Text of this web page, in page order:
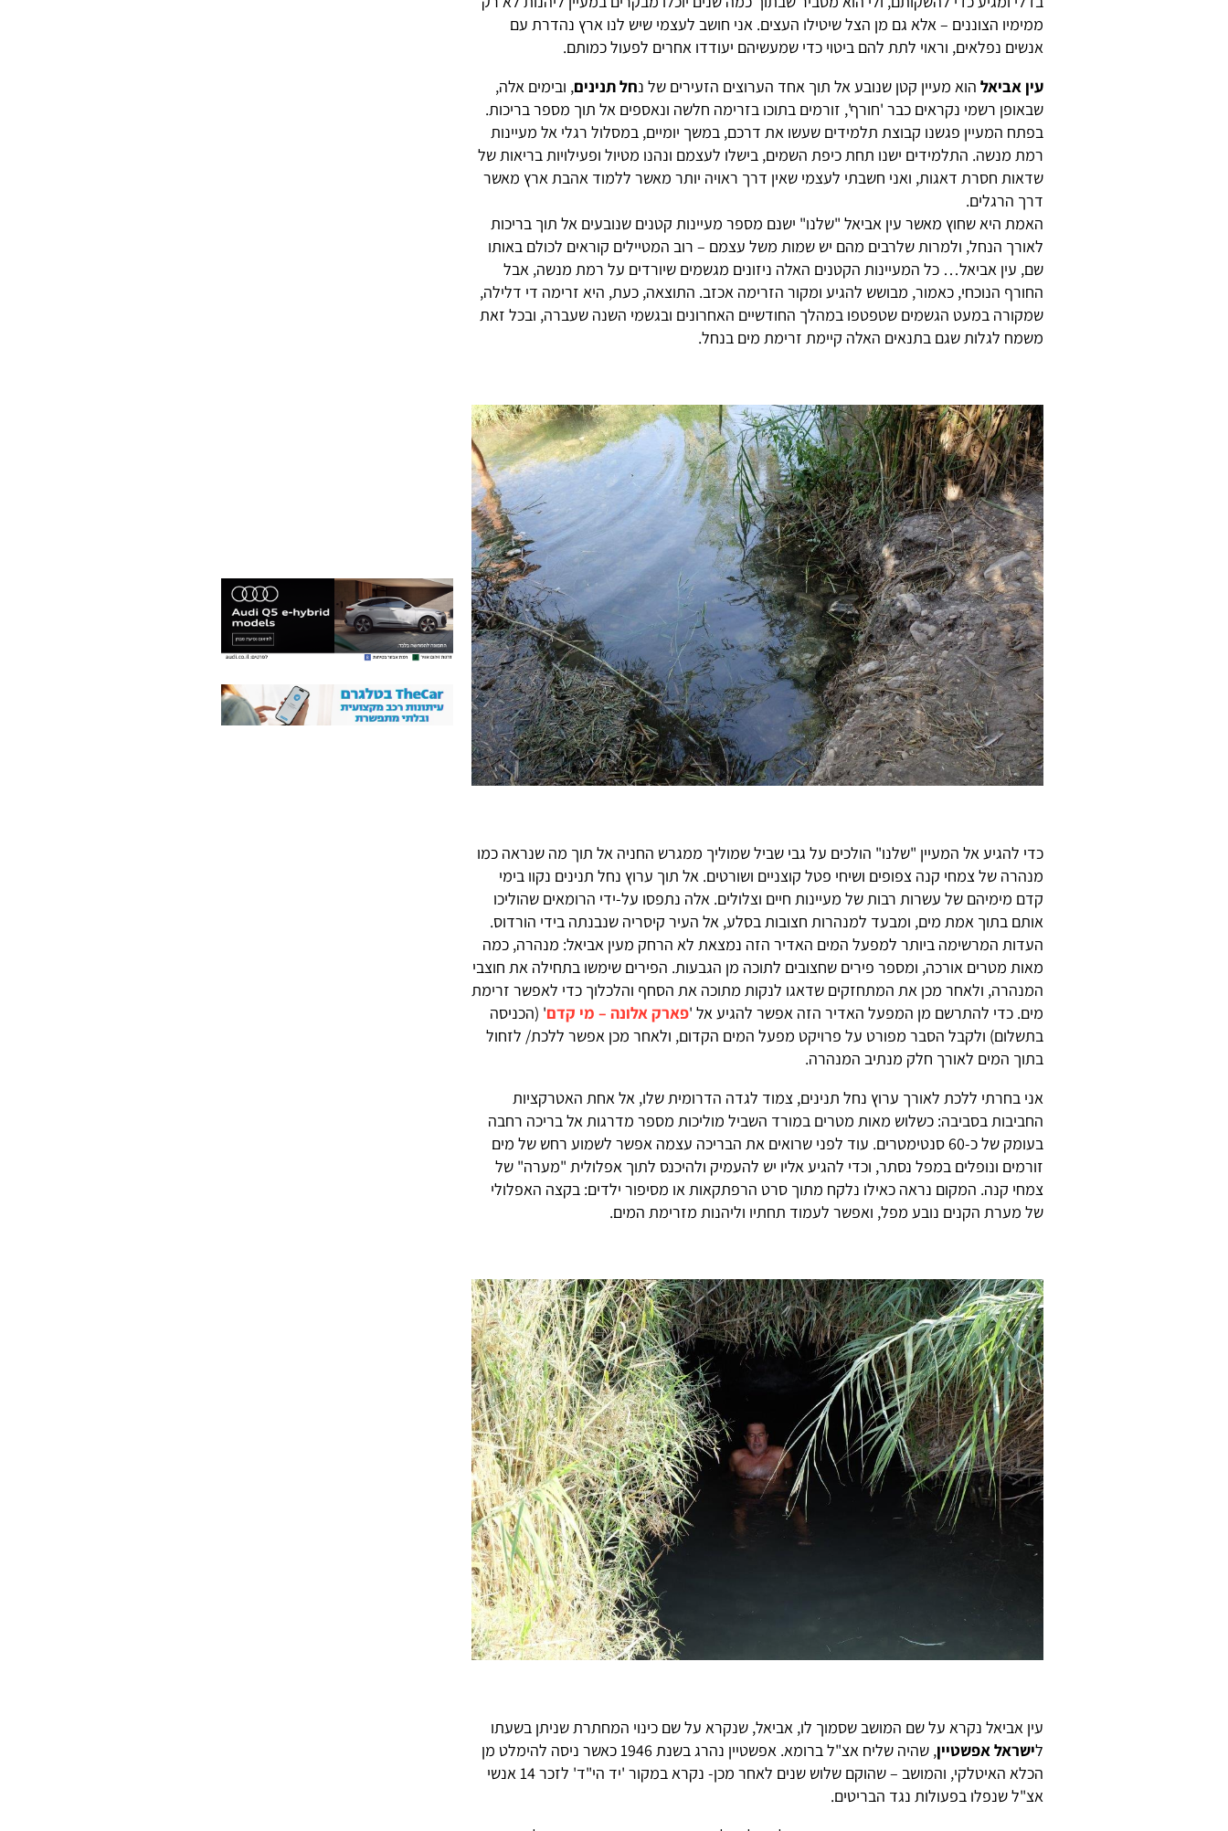
ממימיו הצוננים – אלא גם מן הצל שיטילו העצים. אני חושב לעצמי שיש לנו ארץ נהדרת עם
אנשים נפלאים, וראוי לתת להם ביטוי כדי שמעשיהם יעודדו אחרים לפעול כמותם.
עין אביאלהוא מעיין קטן שנובע אל תוך אחד הערוצים הזעירים של נחל תנינים, ובימים אלה,
שבאופן רשמי נקראים כבר 'חורף', זורמים בתוכו בזרימה חלשה ונאספים אל תוך מספר בריכות.
בפתח המעיין פגשנו קבוצת תלמידים שעשו את דרכם, במשך יומיים, במסלול רגלי אל מעיינות
רמת מנשה. התלמידים ישנו תחת כיפת השמים, בישלו לעצמם ונהנו מטיול ופעילויות בריאות של
שדאות חסרת דאגות, ואני חשבתי לעצמי שאין דרך ראויה יותר מאשר ללמוד אהבת ארץ מאשר
דרך הרגלים.
האמת היא שחוץ מאשר עין אביאל "שלנו" ישנם מספר מעיינות קטנים שנובעים אל תוך בריכות
לאורך הנחל, ולמרות שלרבים מהם יש שמות משל עצמם – רוב המטיילים קוראים לכולם באותו
שם, עין אביאל… כל המעיינות הקטנים האלה ניזונים מגשמים שיורדים על רמת מנשה, אבל
החורף הנוכחי, כאמור, מבושש להגיע ומקור הזרימה אכזב. התוצאה, כעת, היא זרימה די דלילה,
שמקורה במעט הגשמים שטפטפו במהלך החודשיים האחרונים ובגשמי השנה שעברה, ובכל זאת
משמח לגלות שגם בתנאים האלה קיימת זרימת מים בנחל.
כדי להגיע אל המעיין "שלנו" הולכים על גבי שביל שמוליך ממגרש החניה אל תוך מה שנראה כמו
מנהרה של צמחי קנה צפופים ושיחי פטל קוצניים ושורטים. אל תוך ערוץ נחל תנינים נקוו בימי
קדם מימיהם של עשרות רבות של מעיינות חיים וצלולים. אלה נתפסו על-ידי הרומאים שהוליכו
אותם בתוך אמת מים, ומבעד למנהרות חצובות בסלע, אל העיר קיסריה שנבנתה בידי הורדוס.
העדות המרשימה ביותר למפעל המים האדיר הזה נמצאת לא הרחק מעין אביאל: מנהרה, כמה
מאות מטרים אורכה, ומספר פירים שחצובים לתוכה מן הגבעות. הפירים שימשו בתחילה את חוצבי
המנהרה, ולאחר מכן את המתחזקים שדאגו לנקות מתוכה את הסחף והלכלוך כדי לאפשר זרימת
מים. כדי להתרשם מן המפעל האדיר הזה אפשר להגיע אל 'פארק אלונה – מי קדם' (הכניסה
בתשלום) ולקבל הסבר מפורט על פרויקט מפעל המים הקדום, ולאחר מכן אפשר ללכת/ לזחול
בתוך המים לאורך חלק מנתיב המנהרה.
אני בחרתי ללכת לאורך ערוץ נחל תנינים, צמוד לגדה הדרומית שלו, אל אחת האטרקציות
החביבות בסביבה: כשלוש מאות מטרים במורד השביל מוליכות מספר מדרגות אל בריכה רחבה
בעומק של כ-60 סנטימטרים. עוד לפני שרואים את הבריכה עצמה אפשר לשמוע רחש של מים
זורמים ונופלים במפל נסתר, וכדי להגיע אליו יש להעמיק ולהיכנס לתוך אפלולית "מערה" של
צמחי קנה. המקום נראה כאילו נלקח מתוך סרט הרפתקאות או מסיפור ילדים: בקצה האפלולי
של מערת הקנים נובע מפל, ואפשר לעמוד תחתיו וליהנות מזרימת המים.
עין אביאל נקרא על שם המושב שסמוך לו, אביאל, שנקרא על שם כינוי המחתרת שניתן בשעתו
לישראל אפשטיין
, שהיה שליח אצ"ל ברומא. אפשטיין נהרג בשנת 1946 כאשר ניסה להימלט מן
הכלא האיטלקי, והמושב – שהוקם שלוש שנים לאחר מכן- נקרא במקור 'יד הי"ד' לזכר 14 אנשי
אצ"ל שנפלו בפעולות נגד הבריטים.